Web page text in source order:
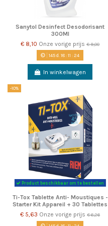
Sanytol Desinfect Desodorisant
300Ml
€ 8,10 Onze vorige prijs € 9,00
145d. 18:11 :22
In winkelwagen
-10%
Product beschikbaar om te bestellen
Ti-Tox Tablette Anti- Moustiques -
Starter Kit Appareil + 30 Tablettes
€ 5,63 Onze vorige prijs € 6,26